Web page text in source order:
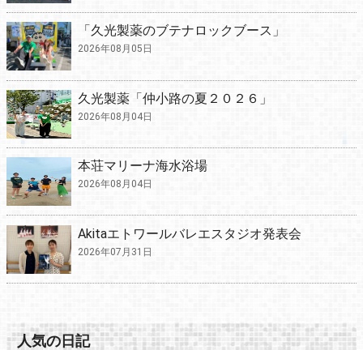
「久光製薬のブテナロックブース」
2026年08月05日
久光製薬「仲小路の夏２０２６」
2026年08月04日
本荘マリーナ海水浴場
2026年08月04日
Akitaエトワールバレエスタジオ発表会
2026年07月31日
人気の日記